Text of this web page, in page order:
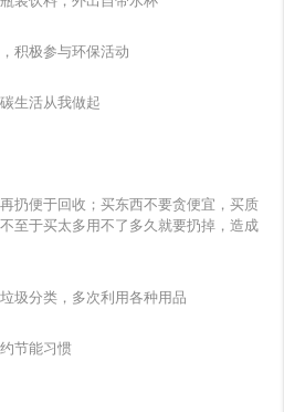
积极参与环保活动
生活从我做起
扔便于回收；买东西不要贪便宜，买质
至于买太多用不了多久就要扔掉，造成
圾分类，多次利用各种用品
节能习惯